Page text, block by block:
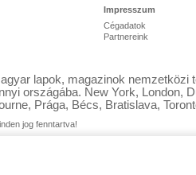
Impresszum
Cégadatok
Partnereink
lapok, magazinok nemzetközi
országába. New York, London,
Prága, Bécs, Bratislava,
jog fenntartva!